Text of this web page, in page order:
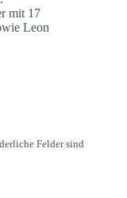
mit 17
Leon
Felder sind